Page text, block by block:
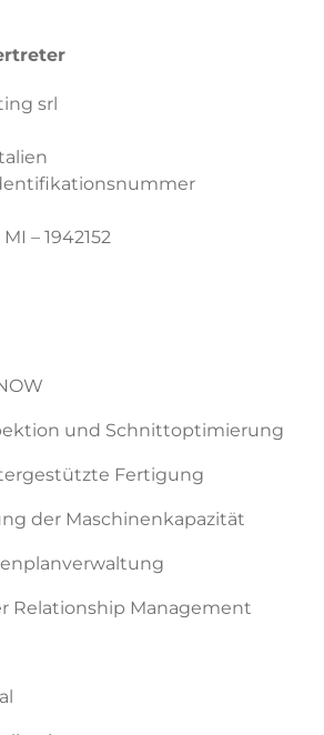
srl
– 1942152
und Schnittoptimierung
Fertigung
der Maschinenkapazität
Relationship Management